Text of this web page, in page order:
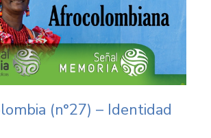
(n°27) – Identidad